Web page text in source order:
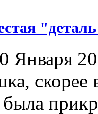
Января
скорее